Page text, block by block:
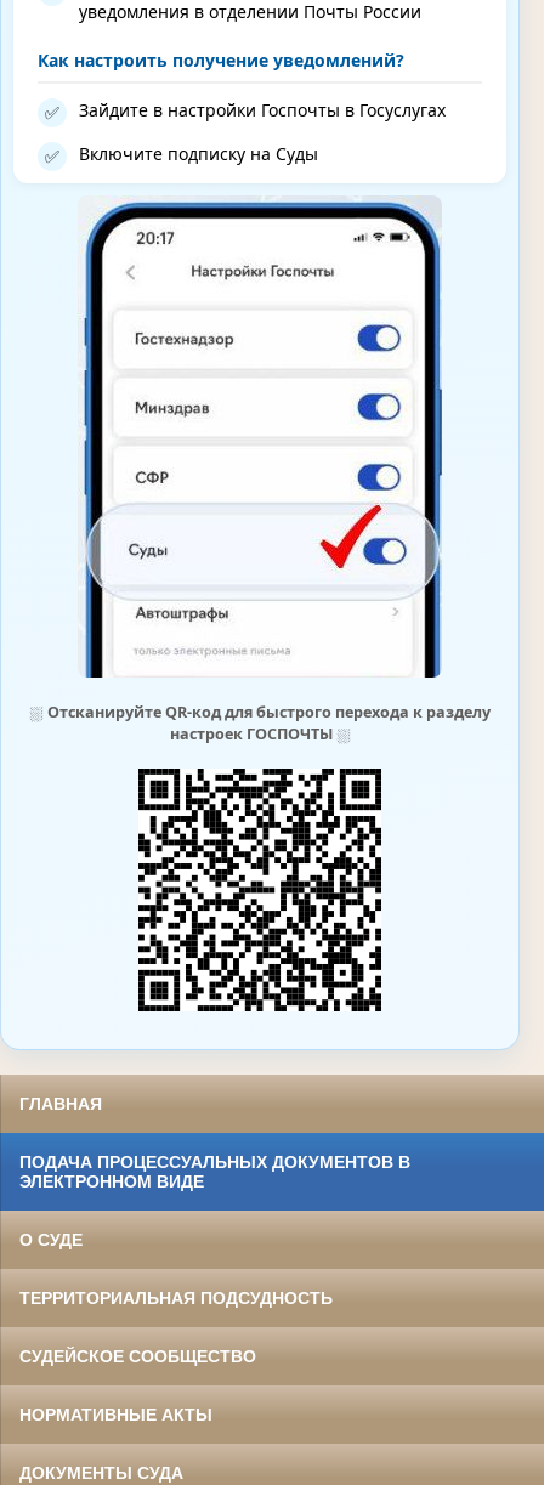
уведомления в отделении Почты России
Как настроить получение уведомлений?
✅ Зайдите в настройки Госпочты в Госуслугах
✅ Включите подписку на Суды
⛆ Отсканируйте QR-код для быстрого перехода к разделу
настроек ГОСПОЧТЫ⛆
ГЛАВНАЯ
ПОДАЧА ПРОЦЕССУАЛЬНЫХ ДОКУМЕНТОВ В
ЭЛЕКТРОННОМ ВИДЕ
О СУДЕ
ТЕРРИТОРИАЛЬНАЯ ПОДСУДНОСТЬ
СУДЕЙСКОЕ СООБЩЕСТВО
НОРМАТИВНЫЕ АКТЫ
ДОКУМЕНТЫ СУДА